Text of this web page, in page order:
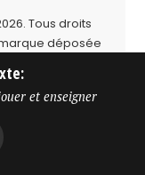
et enseigner
Tous droits
déposée